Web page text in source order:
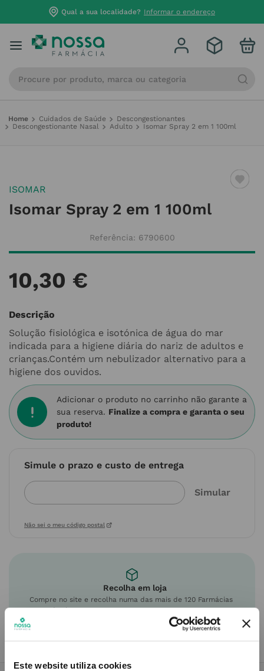
Este website utiliza cookies
Qual a sua localidade? Informar o endereço
Cuidados de Saúde
Descongestionantes
Descongestionante Nasal
Adulto Isomar Spray 2 em 1 100ml
ISOMAR
Isomar Spray 2 em 1 100ml
Referência: 6790600
10,30 €
Descrição
Solução fisiológica e isotónica de água do mar
indicada para a higiene diária do nariz de adultos e
crianças.Contém um nebulizador alternativo para a
higiene dos ouvidos.
Adicionar o produto no carrinho não garante a
sua reserva. Finalize a compra e garanta o seu
produto!
Simule o prazo e custo de entrega
Não sei o meu código postal
Recolha em loja
Compre no site e recolha numa das mais de 120 Farmácias
perto de si.